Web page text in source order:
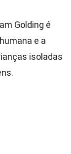
Golding é
e a
isoladas